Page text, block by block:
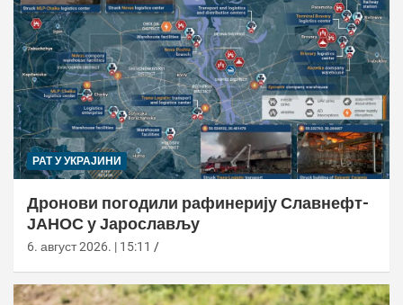
РАТ У УКРАЈИНИ
Дронови погодили рафинерију Славнефт-
ЈАНОС у Јарослављу
6. август 2026. | 15:11